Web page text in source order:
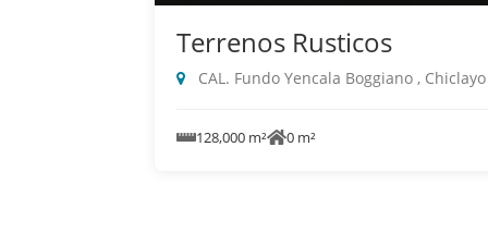
Terrenos Rusticos
CAL. Fundo Yencala Boggiano , Chiclayo
128,000 m² 0 m²